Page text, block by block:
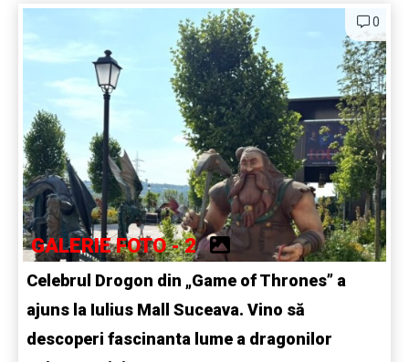
0
GALERIE FOTO - 2
Celebrul Drogon din „Game of Thrones” a
ajuns la Iulius Mall Suceava. Vino să
descoperi fascinanta lume a dragonilor